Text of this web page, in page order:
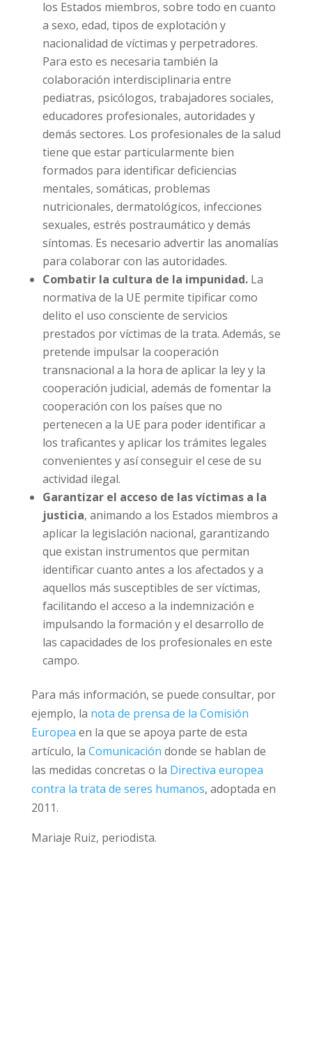
Mejorar la recogida de datospor parte
de los Estados miembros, sobre todo en
cuanto a sexo, edad, tipos de explotación y
nacionalidad de víctimas y perpetradores.
Para esto es necesaria también la
colaboración interdisciplinaria entre
pediatras, psicólogos, trabajadores
sociales, educadores profesionales,
autoridades y demás sectores. Los
profesionales de la salud tiene que estar
particularmente bien formados para
identificar deficiencias mentales, somáticas,
problemas nutricionales, dermatológicos,
infecciones sexuales, estrés postraumático
y demás síntomas. Es necesario advertir las
anomalías para colaborar con las
autoridades.
Combatir la cultura de la impunidad.La
normativa de la UE permite tipificar como
delito el uso consciente de servicios
prestados por víctimas de la trata. Además,
se pretende impulsar la cooperación
transnacional a la hora de aplicar la ley y la
cooperación judicial, además de fomentar la
cooperación con los países que no
pertenecen a la UE para poder identificar a
los traficantes y aplicar los trámites legales
convenientes y así conseguir el cese de su
actividad ilegal.
Garantizar el acceso de las víctimas a la
justicia, animando a los Estados miembros
a aplicar la legislación nacional,
garantizando que existan instrumentos que
permitan identificar cuanto antes a los
afectados y a aquellos más susceptibles de
ser víctimas, facilitando el acceso a la
el desarrollo de las capacidades de los
profesionales en este campo.
Para más información, se puede consultar,
por ejemplo, lanota de prensa de la Comisión
Europea en la que se apoya parte de esta
artículo, la
contra la trata de seres humanos